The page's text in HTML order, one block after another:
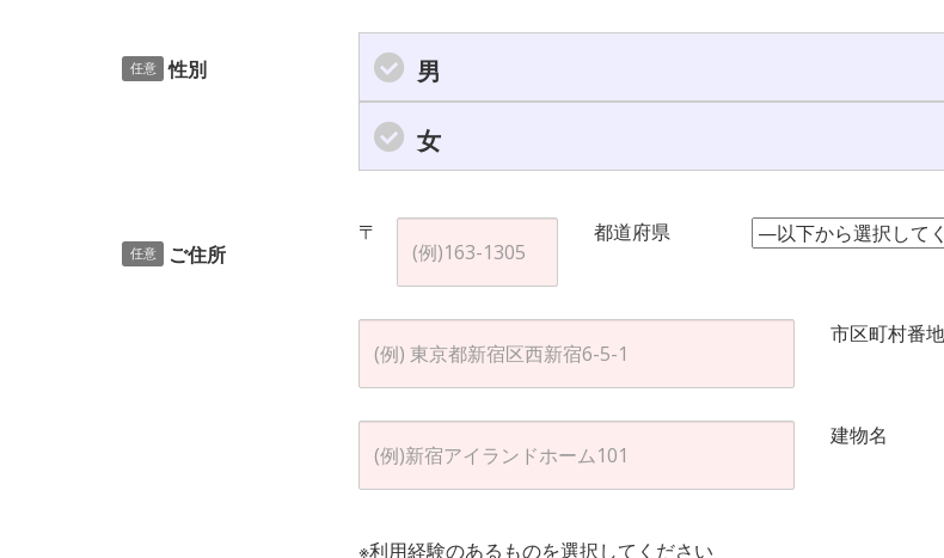
任意 性別 男
女
任意 ご住所
〒 都道府県
市区町村番地
建物名
※利用経験のあるものを選択してください